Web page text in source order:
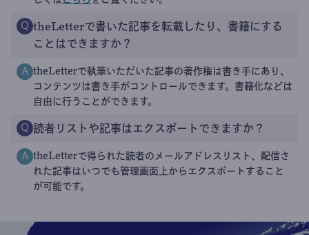
Q theLetterで書いた記事を転載したり、書籍にする
ことはできますか？
A theLetterで執筆いただいた記事の著作権は書き手にあり、
コンテンツは書き手がコントロールできます。書籍化などは
自由に行うことができます。
Q 読者リストや記事はエクスポートできますか？
A theLetterで得られた読者のメールアドレスリスト、配信さ
れた記事はいつでも管理画面上からエクスポートすること
が可能です。